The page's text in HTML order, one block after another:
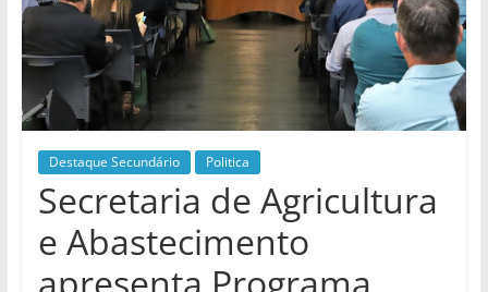
Destaque Secundário Politica
Secretaria de Agricultura
e Abastecimento
apresenta Programa